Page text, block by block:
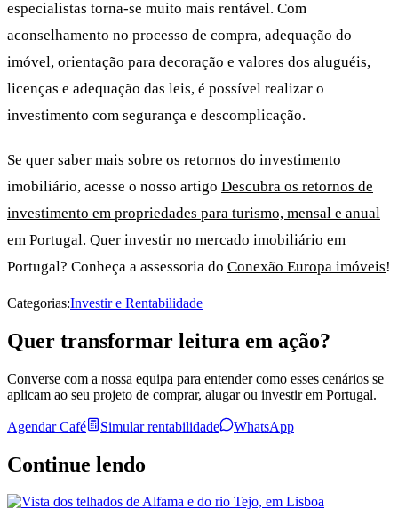
especialistas torna-se muito mais rentável. Com
aconselhamento no processo de compra, adequação do
imóvel, orientação para decoração e valores dos aluguéis,
licenças e adequação das leis, é possível realizar o
investimento com segurança e descomplicação.
Se quer saber mais sobre os retornos do investimento
imobiliário, acesse o nosso artigo Descubra os retornos de
investimento em propriedades para turismo, mensal e anual
em Portugal. Quer investir no mercado imobiliário em
Portugal? Conheça a assessoria do Conexão Europa imóveis!
Categorias:Investir e Rentabilidade
Quer transformar leitura em ação?
Converse com a nossa equipa para entender como esses cenários se
aplicam ao seu projeto de comprar, alugar ou investir em Portugal.
Agendar Café Simular rentabilidade WhatsApp
Continue lendo